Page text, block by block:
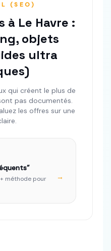
(SEO)
à Le Havre :
objets
ultra
qui créent le plus de
pas documentés.
les offres sur une
méthode pour
→